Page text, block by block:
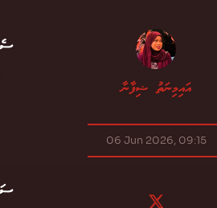
އައިމިނަތު ޝިފާނާ
06 Jun 2026, 09:15